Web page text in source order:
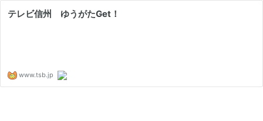
テレビ信州 ゆうがたGet！
www.tsb.jp